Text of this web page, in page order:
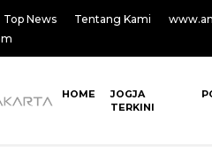
Top News Tentang Kami
HOME
JOGJA
TERKINI